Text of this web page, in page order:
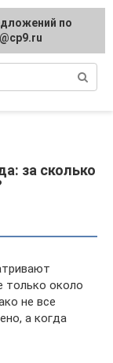
за сколько
только около
не все
а когда
по